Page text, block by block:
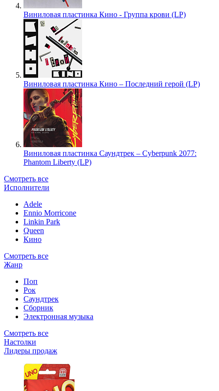
Виниловая пластинка Кино - Группа крови (LP)
Виниловая пластинка Кино – Последний герой (LP)
Виниловая пластинка Саундтрек – Cyberpunk 2077:
Phantom Liberty (LP)
Смотреть все
Исполнители
Adele
Ennio Morricone
Linkin Park
Queen
Кино
Смотреть все
Жанр
Поп
Рок
Саундтрек
Сборник
Электронная музыка
Смотреть все
Настолки
Лидеры продаж